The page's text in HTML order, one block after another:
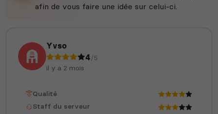
afin de vous faire une idée sur celui-ci.
Yvso
4/5
il y a 2 mois
Qualité
Staff du serveur